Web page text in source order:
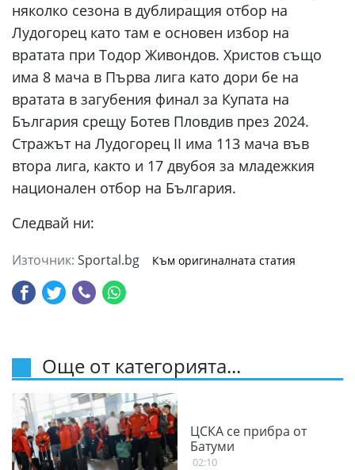
няколко сезона в дублиращия отбор на
Лудогорец като там е основен избор на
вратата при Тодор Живондов. Христов също
има 8 мача в Първа лига като дори бе на
вратата в загубения финал за Купата на
България срещу Ботев Пловдив през 2024.
Стражът на Лудогорец II има 113 мача във
втора лига, както и 17 двубоя за младежкия
национален отбор на България.
Следвай ни:
Източник: Sportal.bg Към оригиналната статия
Още от категорията...
ЦСКА се прибра от
Батуми
02:10